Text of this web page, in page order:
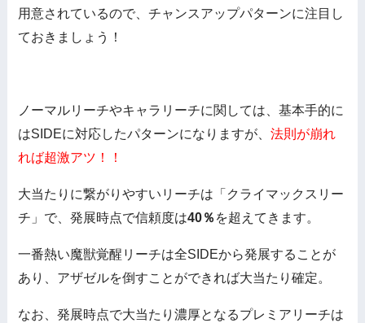
用意されているので、チャンスアップパターンに注目し
ておきましょう！
ノーマルリーチやキャラリーチに関しては、基本手的に
はSIDEに対応したパターンになりますが、法則が崩れ
れば超激アツ！！
大当たりに繋がりやすいリーチは「クライマックスリー
チ」で、発展時点で信頼度は40％ を超えてきます。
一番熱い魔獣覚醒リーチは全SIDEから発展することが
あり、アザゼルを倒すことができれば大当たり確定。
なお、発展時点で大当たり濃厚となるプレミアリーチは